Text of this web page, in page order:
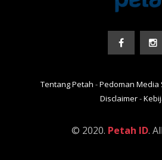
Tentang Petah -Pedoman Media
Disclaimer-
© 2020. Petah ID.